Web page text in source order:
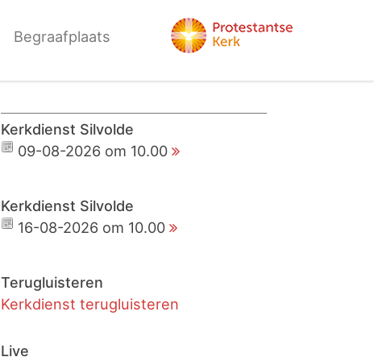
Begraafplaats
Kerkdienst Silvolde
09-08-2026 om 10.00
Kerkdienst Silvolde
16-08-2026 om 10.00
Terugluisteren
Kerkdienst terugluisteren
Live